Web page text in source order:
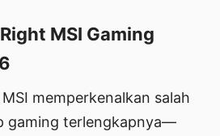
MSI Gaming
memperkenalkan salah
gaming terlengkapnya—